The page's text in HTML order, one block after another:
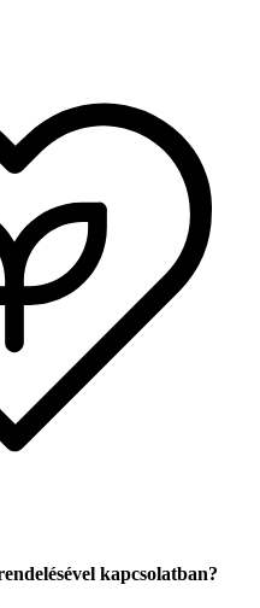
kapcsolatban?